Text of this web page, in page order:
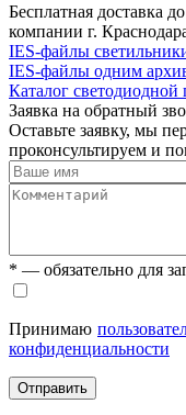
Бесплатная доставка
компании г.
IES-файлы
IES-файлы одним
Каталог
Заявка на обратный
Оставьте заявку, мы
проконсультируем и
* — обязательно для
Принимаю
конфиденциальности
Отправить